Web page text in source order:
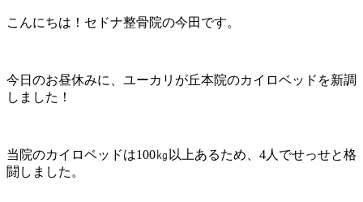
こんにちは！セドナ整骨院の今田です。
今日のお昼休みに、ユーカリが丘本院のカイロベッドを新調
しました！
当院のカイロベッドは100㎏以上あるため、4人でせっせと格
闘しました。